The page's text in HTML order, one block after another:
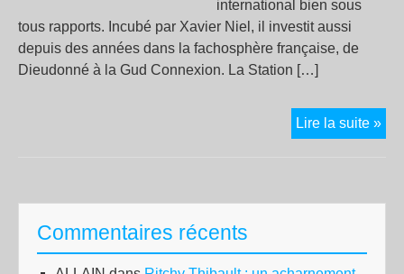
international bien sous
tous rapports. Incubé par Xavier Niel, il investit aussi
depuis des années dans la fachosphère française, de
Dieudonné à la Gud Connexion. La Station […]
Lire la suite »
Commentaires récents